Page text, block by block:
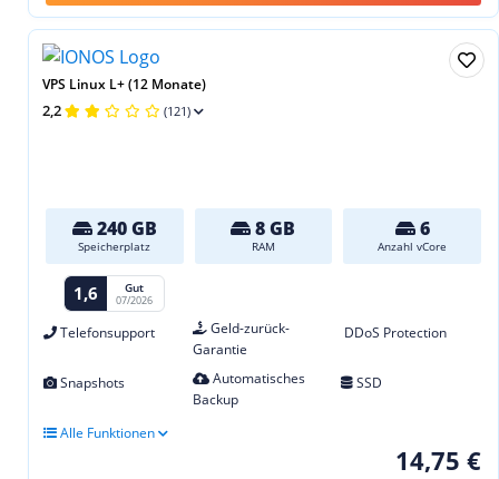
VPS Linux L+ (12 Monate)
2,2 (121)
240 GB
Speicherplatz
8 GB
RAM
6
Anzahl vCore
1,6 Gut
07/2026
Telefonsupport
Geld-zurück-
Garantie
DDoS Protection
Snapshots
Automatisches
Backup
SSD
Alle Funktionen
14,75 €